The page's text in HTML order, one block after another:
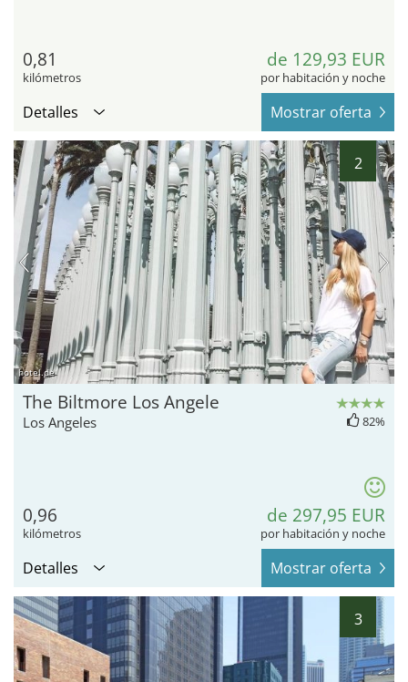
0,81
kilómetros
de 129,93 EUR
por habitación y noche
Detalles Mostrar oferta
2
hotel.de
The Biltmore Los Angele
Los Angeles 82%
0,96
kilómetros
de 297,95 EUR
por habitación y noche
Detalles Mostrar oferta
3